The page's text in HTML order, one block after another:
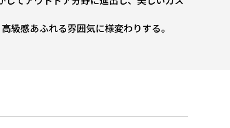
感あふれる雰囲気に様変わりする。